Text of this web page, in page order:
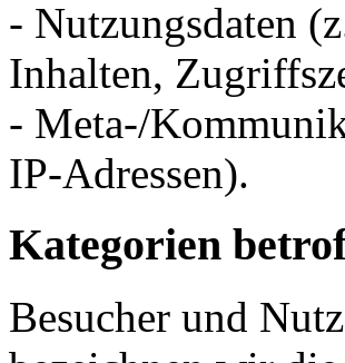
- Nutzungsdaten
Inhalten,
- Meta-/
IP-Adressen).
Kategorien
Besucher und